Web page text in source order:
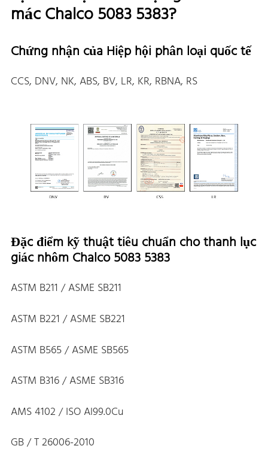
mác Chalco 5083 5383?
Chứng nhận của Hiệp hội phân loại quốc tế
CCS, DNV, NK, ABS, BV, LR, KR, RBNA, RS
Đặc điểm kỹ thuật tiêu chuẩn cho thanh lục
giác nhôm Chalco 5083 5383
ASTM B211 / ASME SB211
ASTM B221 / ASME SB221
ASTM B565 / ASME SB565
ASTM B316 / ASME SB316
AMS 4102 / ISO Al99.0Cu
GB / T 26006-2010